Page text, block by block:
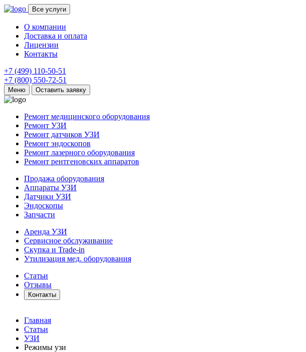
Все услуги
О компании
Доставка и оплата
Лицензии
Контакты
+7 (499) 110-50-51
+7 (800) 550-72-51
Меню Оставить заявку
Ремонт медицинского оборудования
Ремонт УЗИ
Ремонт датчиков УЗИ
Ремонт эндоскопов
Ремонт лазерного оборудования
Ремонт рентгеновских аппаратов
Продажа оборудования
Аппараты УЗИ
Датчики УЗИ
Эндоскопы
Запчасти
Аренда УЗИ
Сервисное обслуживание
Скупка и Trade-in
Утилизация мед. оборудования
Статьи
Отзывы
Контакты
Главная
Статьи
УЗИ
Режимы узи